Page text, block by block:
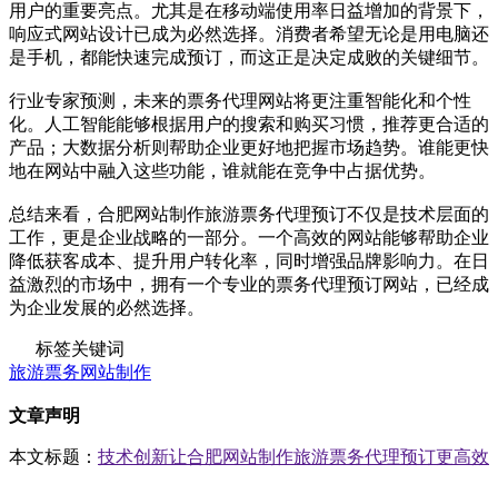
用户的重要亮点。尤其是在移动端使用率日益增加的背景下，
响应式网站设计已成为必然选择。消费者希望无论是用电脑还
是手机，都能快速完成预订，而这正是决定成败的关键细节。
行业专家预测，未来的票务代理网站将更注重智能化和个性
化。人工智能能够根据用户的搜索和购买习惯，推荐更合适的
产品；大数据分析则帮助企业更好地把握市场趋势。谁能更快
地在网站中融入这些功能，谁就能在竞争中占据优势。
总结来看，合肥网站制作旅游票务代理预订不仅是技术层面的
工作，更是企业战略的一部分。一个高效的网站能够帮助企业
降低获客成本、提升用户转化率，同时增强品牌影响力。在日
益激烈的市场中，拥有一个专业的票务代理预订网站，已经成
为企业发展的必然选择。
标签关键词
旅游票务网站制作
文章声明
本文标题： 技术创新让合肥网站制作旅游票务代理预订更高效